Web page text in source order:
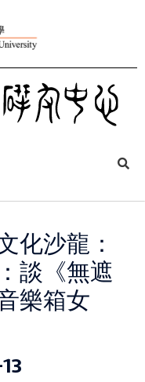
化沙龍：
談《無遮
樂箱女